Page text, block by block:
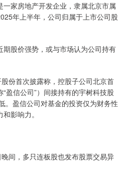
家房地产开发企业，隶属北京市属
年上半年，公司归属于上市公司股
股价强势，或与市场认为公司持有
首次披露称，控股子公司北京首
盈信公司”）间接持有的宇树科技股
。盈信公司对基金的投资仅为财务性
影响力。
，多只连板股也发布股票交易异